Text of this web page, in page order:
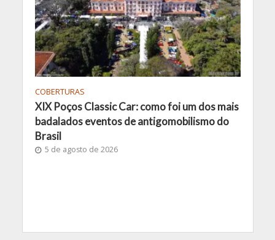
COBERTURAS
XIX Poços Classic Car: como foi um dos mais
badalados eventos de antigomobilismo do
Brasil
5 de agosto de 2026